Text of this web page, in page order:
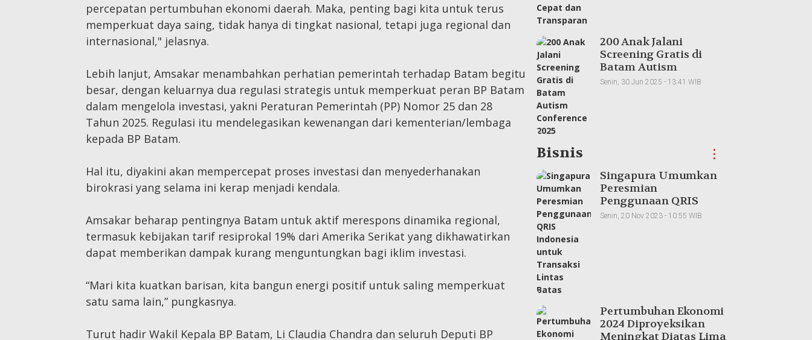
percepatan pertumbuhan ekonomi daerah. Maka, penting bagi kita untuk terus
memperkuat daya saing, tidak hanya di tingkat nasional, tetapi juga regional dan
internasional," jelasnya.
Lebih lanjut, Amsakar menambahkan perhatian pemerintah terhadap Batam begitu
besar, dengan keluarnya dua regulasi strategis untuk memperkuat peran BP Batam
dalam mengelola investasi, yakni Peraturan Pemerintah (PP) Nomor 25 dan 28
Tahun 2025. Regulasi itu mendelegasikan kewenangan dari kementerian/lembaga
kepada BP Batam.
Hal itu, diyakini akan mempercepat proses investasi dan menyederhanakan
birokrasi yang selama ini kerap menjadi kendala.
Amsakar beharap pentingnya Batam untuk aktif merespons dinamika regional,
termasuk kebijakan tarif resiprokal 19% dari Amerika Serikat yang dikhawatirkan
dapat memberikan dampak kurang menguntungkan bagi iklim investasi.
“Mari kita kuatkan barisan, kita bangun energi positif untuk saling memperkuat
satu sama lain,” pungkasnya.
Turut hadir Wakil Kepala BP Batam, Li Claudia Chandra dan seluruh Deputi BP
200 Anak Jalani
Screening Gratis di
Batam Autism
Conference 2025
Senin, 30 Jun 2025 - 13:41 WIB
Bisnis ⋮
Singapura Umumkan
Peresmian
Penggunaan QRIS
Indonesia untuk
Senin, 20 Nov 2023 - 10:55 WIB
Pertumbuhan Ekonomi
2024 Diproyeksikan
Meningkat Diatas Lima